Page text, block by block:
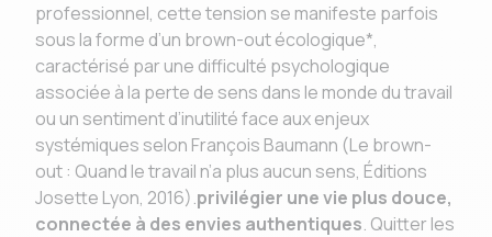
professionnel, cette tension se manifeste parfois
sous la forme d’un brown-out écologique*,
caractérisé par une difficulté psychologique
associée à la perte de sens dans le monde du travail
ou un sentiment d’inutilité face aux enjeux
systémiques selon François Baumann (Le brown-
out : Quand le travail n’a plus aucun sens, Éditions
Josette Lyon, 2016).privilégier une vie plus douce,
connectée à des envies authentiques. Quitter les